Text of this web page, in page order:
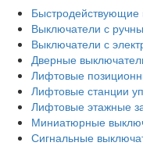
Выключатели с
Выключатели с
Дверные
Лифтовые
Лифтовые станции
Лифтовые этажные
Миниатюрные
Сигнальные